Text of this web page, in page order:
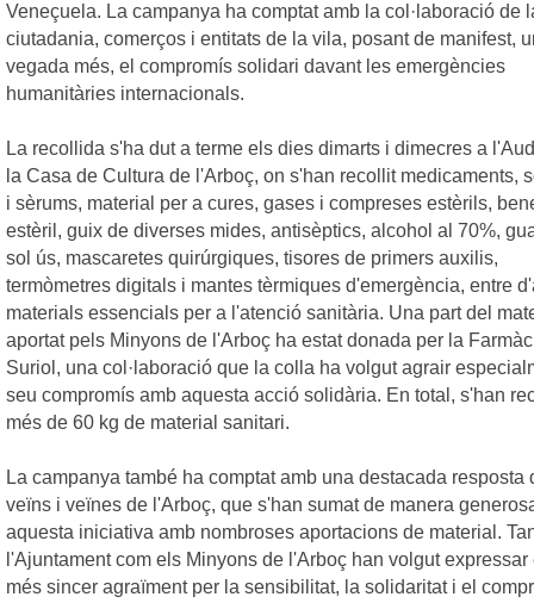
Veneçuela. La campanya ha comptat amb la col·laboració de
ciutadania, comerços i entitats de la vila, posant de manifest,
vegada més, el compromís solidari davant les emergències
humanitàries internacionals.
La recollida s'ha dut a terme els dies dimarts i dimecres a
la Casa de Cultura de l'Arboç, on s'han recollit medicaments,
i sèrums, material per a cures, gases i compreses estèrils,
estèril, guix de diverses mides, antisèptics, alcohol al 70%,
sol ús, mascaretes quirúrgiques, tisores de primers auxilis,
termòmetres digitals i mantes tèrmiques d'emergència, entre
materials essencials per a l'atenció sanitària. Una part del
aportat pels Minyons de l'Arboç ha estat donada per la
Suriol, una col·laboració que la colla ha volgut agrair
seu compromís amb aquesta acció solidària. En total, s'han
més de 60 kg de material sanitari.
La campanya també ha comptat amb una destacada resposta
veïns i veïnes de l'Arboç, que s'han sumat de manera
aquesta iniciativa amb nombroses aportacions de material.
l'Ajuntament com els Minyons de l'Arboç han volgut expressar
més sincer agraïment per la sensibilitat, la solidaritat i el